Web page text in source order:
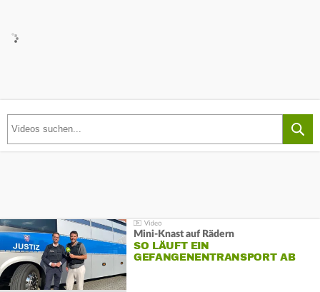
Mini-Knast auf Rädern
SO LÄUFT EIN
GEFANGENENTRANSPORT AB